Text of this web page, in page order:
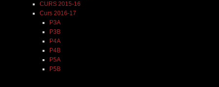
CURS 2015-16
Curs 2016-17
P3A
P3B
P4A
P4B
P5A
P5B